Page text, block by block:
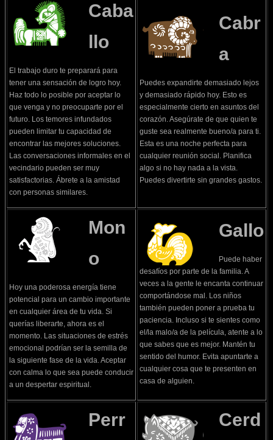
Caba
llo
El trabajo duro te preparará para
tener una sensación de logro hoy.
Haz todo lo posible por aceptar lo
que venga y no preocuparte por el
futuro. Los temores infundados
pueden limitar tu capacidad de
encontrar las mejores soluciones.
Las conversaciones informales en el
vecindario pueden ser muy
satisfactorias. Ábrete a la amistad
con personas similares.
Cabr
a
Puedes expandirte demasiado lejos
y demasiado rápido hoy. Esto es
especialmente cierto en asuntos del
corazón. Asegúrate de que quien te
guste sea realmente bueno/a para ti.
Esta es una noche perfecta para
cualquier reunión social. Planifica
algo si no hay nada a la vista.
Puedes divertirte sin grandes gastos.
Mon
o
Hoy una poderosa energía tiene
potencial para un cambio importante
en cualquier área de tu vida. Si
querías liberarte, ahora es el
momento. Las situaciones de estrés
emocional podrían ser la semilla de
la siguiente fase de la vida. Aceptar
con calma lo que sea puede conducir
a un despertar espiritual.
Gallo
Puede haber
desafíos por parte de la familia. A
veces a la gente le encanta continuar
comportándose mal. Los niños
también pueden poner a prueba tu
paciencia. Incluso si te sientes como
el/la malo/a de la película, atente a lo
que sabes que es mejor. Mantén tu
sentido del humor. Evita apuntarte a
cualquier cosa que te presenten en
casa de alguien.
Perr Cerd